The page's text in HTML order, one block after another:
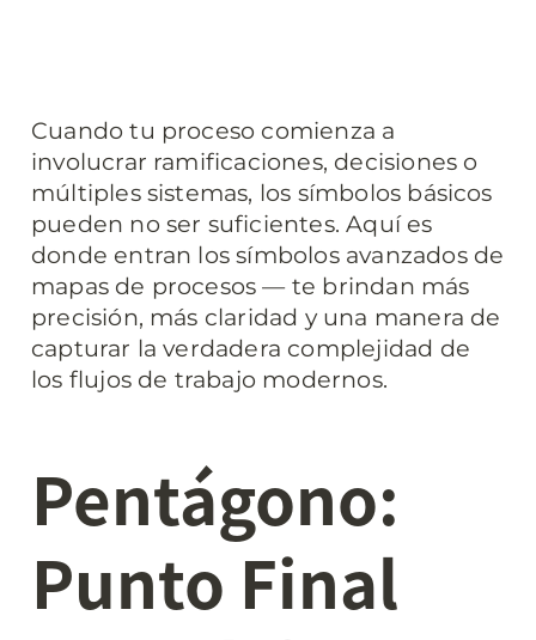
Cuando tu proceso comienza a
involucrar ramificaciones, decisiones o
múltiples sistemas, los símbolos básicos
pueden no ser suficientes. Aquí es
donde entran los símbolos avanzados de
mapas de procesos — te brindan más
precisión, más claridad y una manera de
capturar la verdadera complejidad de
los flujos de trabajo modernos.
Pentágono:
Punto Final